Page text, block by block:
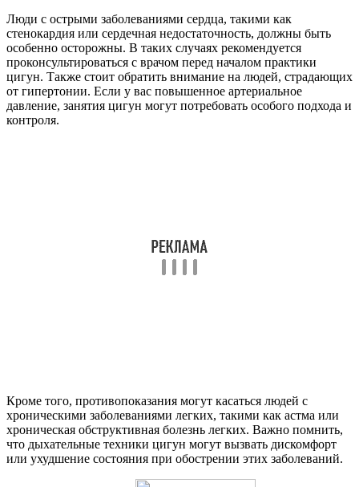
Люди с острыми заболеваниями сердца, такими как
стенокардия или сердечная недостаточность, должны быть
особенно осторожны. В таких случаях рекомендуется
проконсультироваться с врачом перед началом практики
цигун. Также стоит обратить внимание на людей, страдающих
от гипертонии. Если у вас повышенное артериальное
давление, занятия цигун могут потребовать особого подхода и
контроля.
Кроме того, противопоказания могут касаться людей с
хроническими заболеваниями легких, такими как астма или
хроническая обструктивная болезнь легких. Важно помнить,
что дыхательные техники цигун могут вызвать дискомфорт
или ухудшение состояния при обострении этих заболеваний.